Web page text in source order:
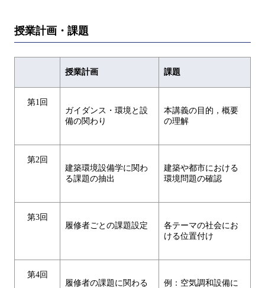
授業計画・課題
授業計画 課題
第1回
ガイダンス・環境と設
備の関わり
本講義の目的，概要
の理解
第2回
建築環境設備学に関わ
る課題の抽出
建築や都市における
環境問題の確認
第3回
履修者ごとの課題設定
各テーマの社会にお
ける位置付け
第4回
履修者の課題に関わる
例：空気調和設備に